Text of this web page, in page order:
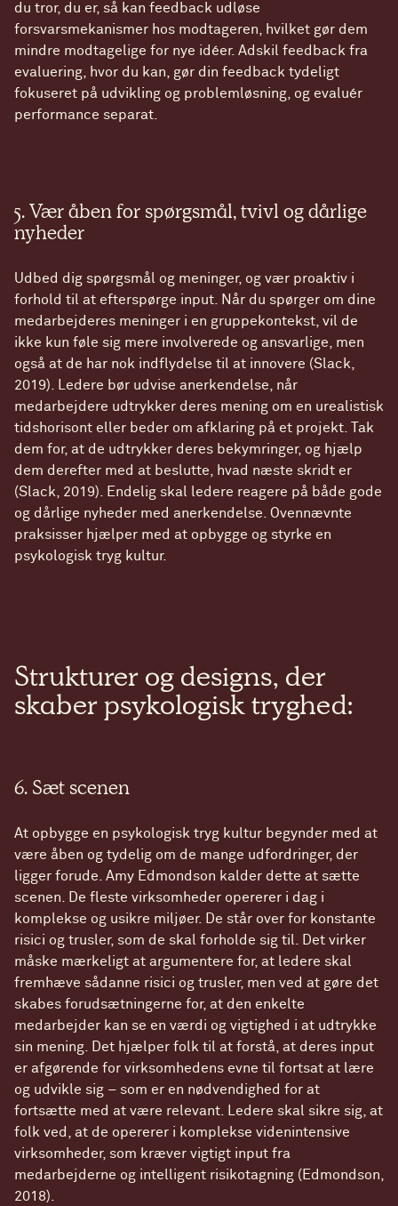
du tror, du er, så kan feedback udløse
forsvarsmekanismer hos modtageren, hvilket gør dem
mindre modtagelige for nye idéer. Adskil feedback fra
evaluering, hvor du kan, gør din feedback tydeligt
fokuseret på udvikling og problemløsning, og evaluér
performance separat.
5. Vær åben for spørgsmål, tvivl og dårlige
nyheder
Udbed dig spørgsmål og meninger, og vær proaktiv i
forhold til at efterspørge input. Når du spørger om dine
medarbejderes meninger i en gruppekontekst, vil de
ikke kun føle sig mere involverede og ansvarlige, men
også at de har nok indflydelse til at innovere (Slack,
2019). Ledere bør udvise anerkendelse, når
medarbejdere udtrykker deres mening om en urealistisk
tidshorisont eller beder om afklaring på et projekt. Tak
dem for, at de udtrykker deres bekymringer, og hjælp
dem derefter med at beslutte, hvad næste skridt er
(Slack, 2019). Endelig skal ledere reagere på både gode
og dårlige nyheder med anerkendelse. Ovennævnte
praksisser hjælper med at opbygge og styrke en
psykologisk tryg kultur.
Strukturer og designs, der
skaber psykologisk tryghed:
6. Sæt scenen
At opbygge en psykologisk tryg kultur begynder med at
være åben og tydelig om de mange udfordringer, der
ligger forude. Amy Edmondson kalder dette at sætte
scenen. De fleste virksomheder opererer i dag i
komplekse og usikre miljøer. De står over for konstante
risici og trusler, som de skal forholde sig til. Det virker
måske mærkeligt at argumentere for, at ledere skal
fremhæve sådanne risici og trusler, men ved at gøre det
skabes forudsætningerne for, at den enkelte
medarbejder kan se en værdi og vigtighed i at udtrykke
sin mening. Det hjælper folk til at forstå, at deres input
er afgørende for virksomhedens evne til fortsat at lære
og udvikle sig – som er en nødvendighed for at
fortsætte med at være relevant. Ledere skal sikre sig, at
folk ved, at de opererer i komplekse videnintensive
virksomheder, som kræver vigtigt input fra
medarbejderne og intelligent risikotagning (Edmondson,
2018).